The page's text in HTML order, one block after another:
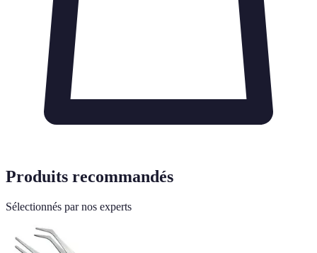
Produits recommandés
Sélectionnés par nos experts